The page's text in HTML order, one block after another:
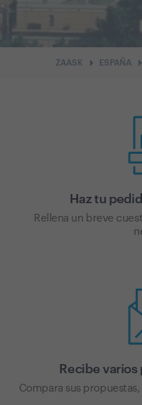
ZAASK arrow_right ESPAÑAarrow_right
Haz tu
Rellena un breve
Recibe
Compara sus